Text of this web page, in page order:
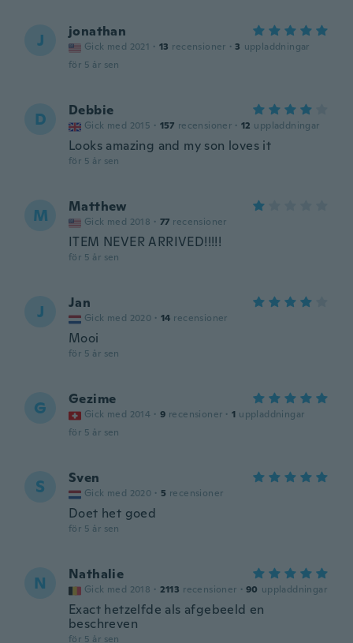
J jonathan
Gick med 2021 · 13 recensioner · 3 uppladdningar
för 5 år sen
D Debbie
Gick med 2015 · 157 recensioner · 12 uppladdningar
Looks amazing and my son loves it
för 5 år sen
M Matthew
Gick med 2018 · 77 recensioner
ITEM NEVER ARRIVED!!!!!
för 5 år sen
J Jan
Gick med 2020 · 14 recensioner
Mooi
för 5 år sen
G Gezime
Gick med 2014 · 9 recensioner · 1 uppladdningar
för 5 år sen
S Sven
Gick med 2020 · 5 recensioner
Doet het goed
för 5 år sen
N Nathalie
Gick med 2018 · 2113 recensioner · 90 uppladdningar
Exact hetzelfde als afgebeeld en
beschreven
för 5 år sen